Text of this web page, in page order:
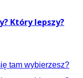
Który lepszy?